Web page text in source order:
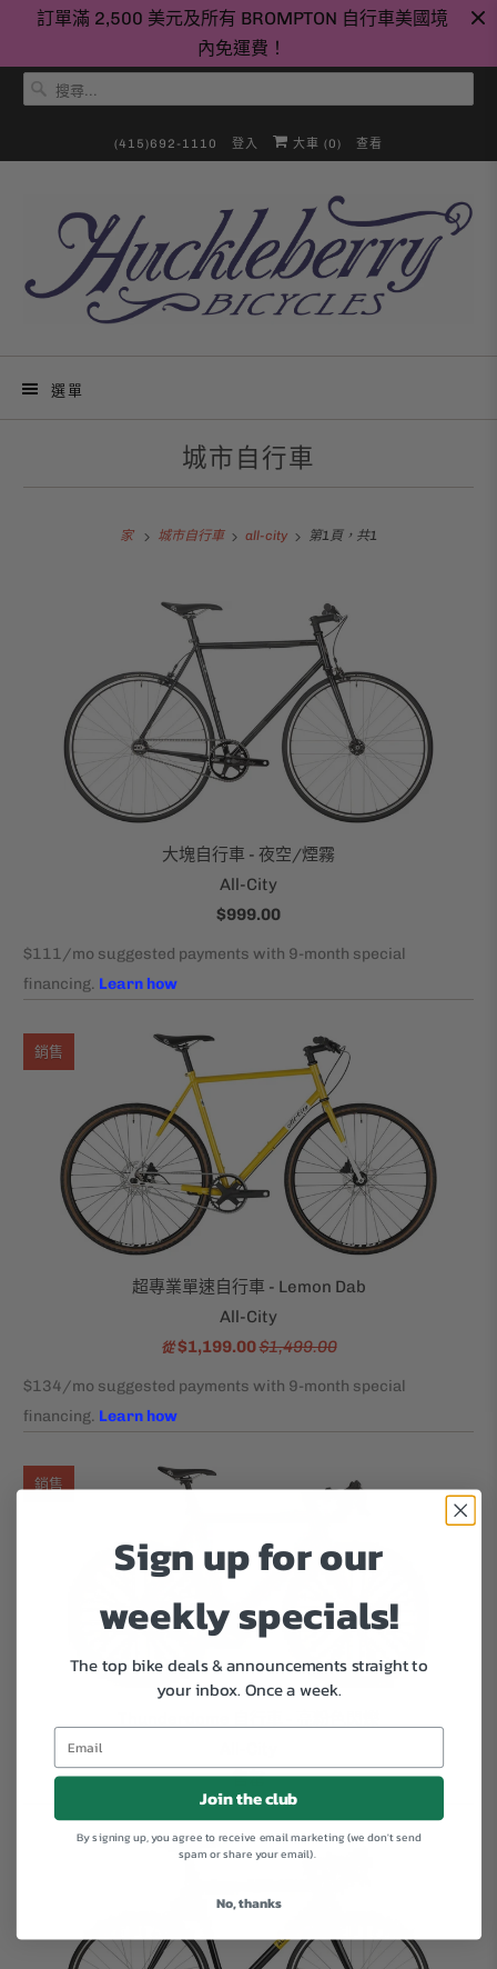
訂單滿 2,500 美元及所有 BROMPTON 自行車美國境
內免運費！
(415)692-1110 登入 大車 (0) 查看
選單
城市自行車
家 城市自行車 all-city 第1頁，共1
大塊自行車 - 夜空/煙霧
All-City
$999.00
超專業單速自行車 - Lemon Dab
All-City
從 $1,199.00$1,499.00
銷售
售罄
銷售
Sign up for our
weekly specials!
The top bike deals & announcements straight to
your inbox. Once a week.
Join the club
By signing up, you agree to receive email marketing (we don't send
spam or share your email).
No, thanks